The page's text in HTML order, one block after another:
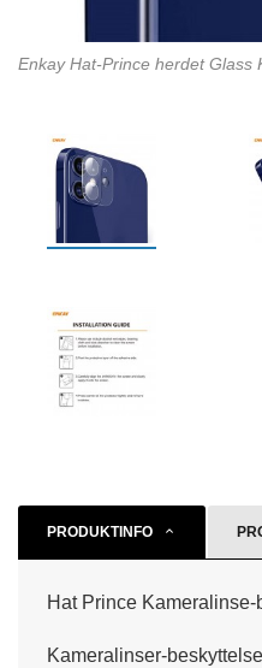
Enkay Hat-Prince herdet Glass
PRODUKTINFO
Hat Prince
Kameralinser-